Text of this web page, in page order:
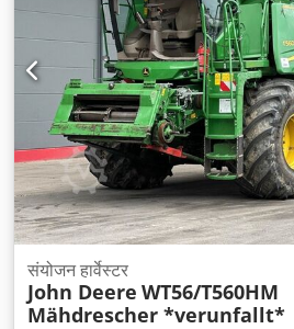
संयोजन हार्वेस्टर
John Deere WT56/T560HM
Mähdrescher *verunfallt*